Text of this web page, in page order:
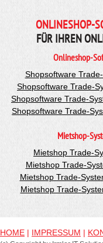
ONLINESHOP-
FÜR IHREN
Onlineshop-
Shopsoftware
Shopsoftware Trade-
Shopsoftware Trade-
Shopsoftware Trade-
Mietshop-
Mietshop Trade-
Mietshop Trade-
Mietshop Trade-
Mietshop Trade-
HOME | IMPRESSUM |